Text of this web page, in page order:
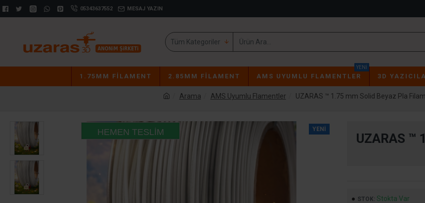
05343637552 MESAJ YAZIN
Tüm Kategoriler
1.75MM FILAMENT 2.85MM FILAMENT AMS UYUMLU FLAMENTLER
YENI
3D
Arama AMS Uyumlu Flamentler UZARAS ™ 1.75 mm Solid Beyaz Pla
YENI
HEMEN TESLIM
UZARAS ™
STOK: Stokta Var